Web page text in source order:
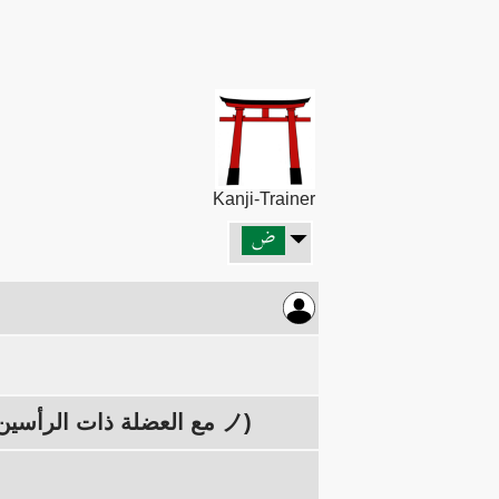
Kanji-Trainer
اليسار: جزء الجسم 月/肉، اليمين: 3 × القوة 力 (اليد/الذراع ナ مع العضلة ذات الرأسين ノ)